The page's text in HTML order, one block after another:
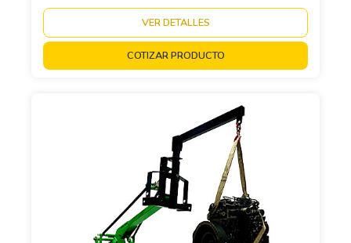
VER DETALLES
COTIZAR PRODUCTO